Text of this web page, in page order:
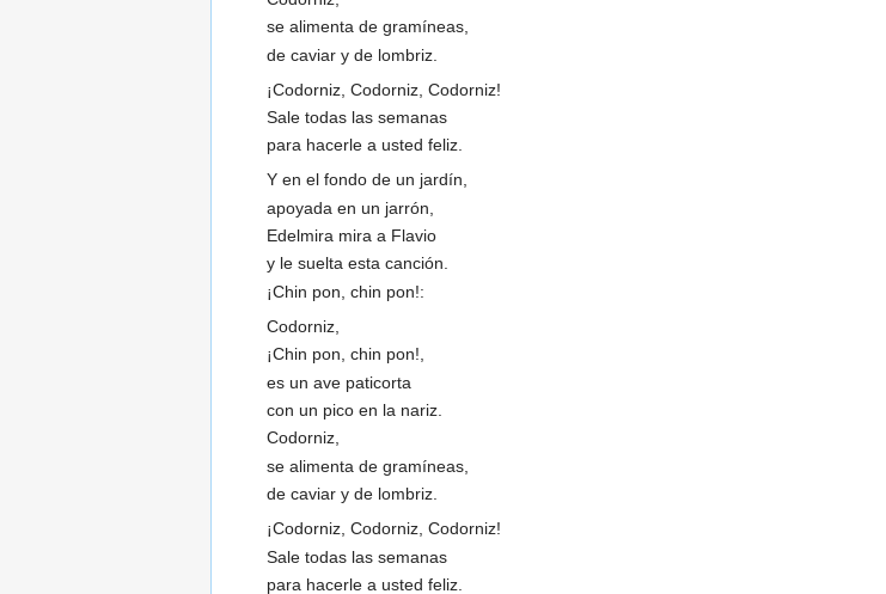
se alimenta de gramíneas,
de caviar y de lombriz.
¡Codorniz, Codorniz, Codorniz!
Sale todas las semanas
para hacerle a usted feliz.
Y en el fondo de un jardín,
apoyada en un jarrón,
Edelmira mira a Flavio
y le suelta esta canción.
¡Chin pon, chin pon!:
Codorniz,
¡Chin pon, chin pon!,
es un ave paticorta
con un pico en la nariz.
Codorniz,
se alimenta de gramíneas,
de caviar y de lombriz.
¡Codorniz, Codorniz, Codorniz!
Sale todas las semanas
para hacerle a usted feliz.